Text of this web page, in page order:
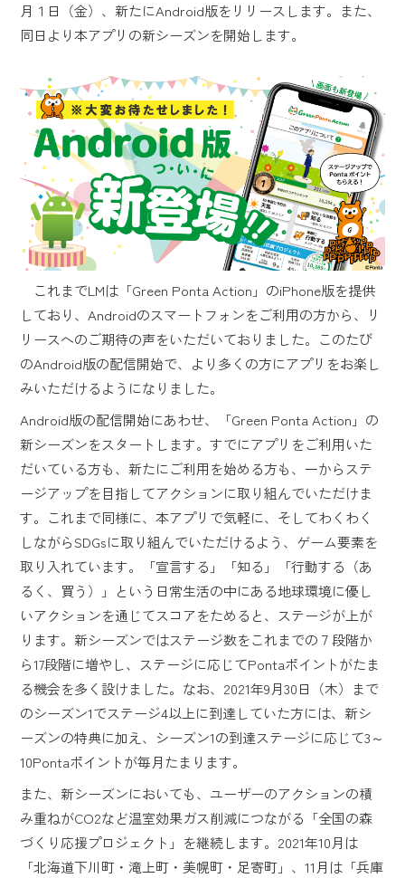
月１日（金）、新たにAndroid版をリリースします。また、
同日より本アプリの新シーズンを開始します。
これまでLMは「Green Ponta Action」のiPhone版を提供
しており、Androidのスマートフォンをご利用の方から、リ
リースへのご期待の声をいただいておりました。このたび
のAndroid版の配信開始で、より多くの方にアプリをお楽し
みいただけるようになりました。
Android版の配信開始にあわせ、「Green Ponta Action」の
新シーズンをスタートします。すでにアプリをご利用いた
だいている方も、新たにご利用を始める方も、一からステ
ージアップを目指してアクションに取り組んでいただけま
す。これまで同様に、本アプリで気軽に、そしてわくわく
しながらSDGsに取り組んでいただけるよう、ゲーム要素を
取り入れています。「宣言する」「知る」「行動する（あ
るく、買う）」という日常生活の中にある地球環境に優し
いアクションを通じてスコアをためると、ステージが上が
ります。新シーズンではステージ数をこれまでの７段階か
ら17段階に増やし、ステージに応じてPontaポイントがたま
る機会を多く設けました。なお、2021年9月30日（木）まで
のシーズン1でステージ4以上に到達していた方には、新シ
ーズンの特典に加え、シーズン1の到達ステージに応じて3～
10Pontaポイントが毎月たまります。
また、新シーズンにおいても、ユーザーのアクションの積
み重ねがCO2など温室効果ガス削減につながる「全国の森
づくり応援プロジェクト」を継続します。2021年10月は
「北海道下川町・滝上町・美幌町・足寄町」、11月は「兵庫